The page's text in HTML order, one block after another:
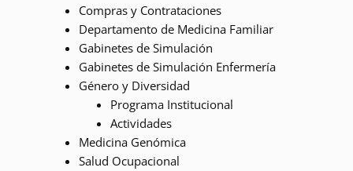
Compras y Contrataciones
Departamento de Medicina Familiar
Gabinetes de Simulación
Gabinetes de Simulación Enfermería
Género y Diversidad
Programa Institucional
Actividades
Medicina Genómica
Salud Ocupacional